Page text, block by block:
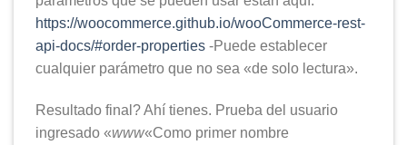
https://woocommerce.github.io/wooCommerce-rest-
api-docs/#order-properties -Puede establecer
cualquier parámetro que no sea «de solo lectura».
Resultado final? Ahí tienes. Prueba del usuario
ingresado «www«Como primer nombre